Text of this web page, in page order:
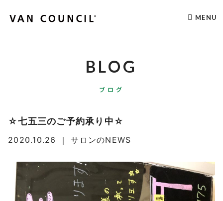
MENU
BLOG
ブログ
☆七五三のご予約承り中☆
2020.10.26 ｜サロンのNEWS